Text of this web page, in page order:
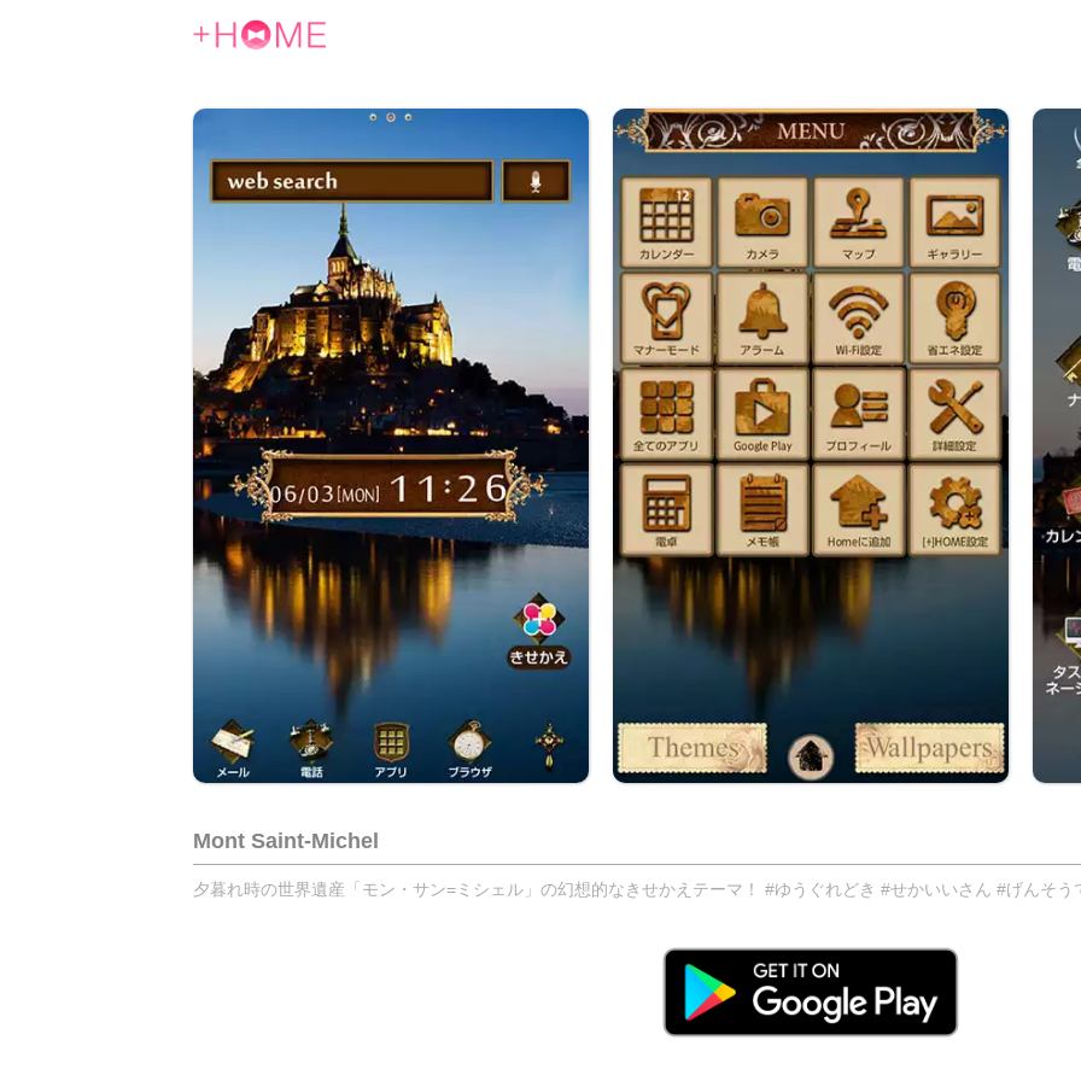
Mont Saint-Michel
夕暮れ時の世界遺産「モン・サン=ミシェル」の幻想的なきせかえテーマ！ #ゆうぐれどき #せかいいさん #げんそう